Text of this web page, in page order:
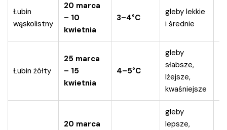
Łubin
wąskolistny
20 marca
– 10
kwietnia
3–4°C
gleby lekkie
i średnie
Łubin żółty
25 marca
– 15
kwietnia
4–5°C
gleby
słabsze,
lżejsze,
kwaśniejsze
20 marca
gleby
lepsze,